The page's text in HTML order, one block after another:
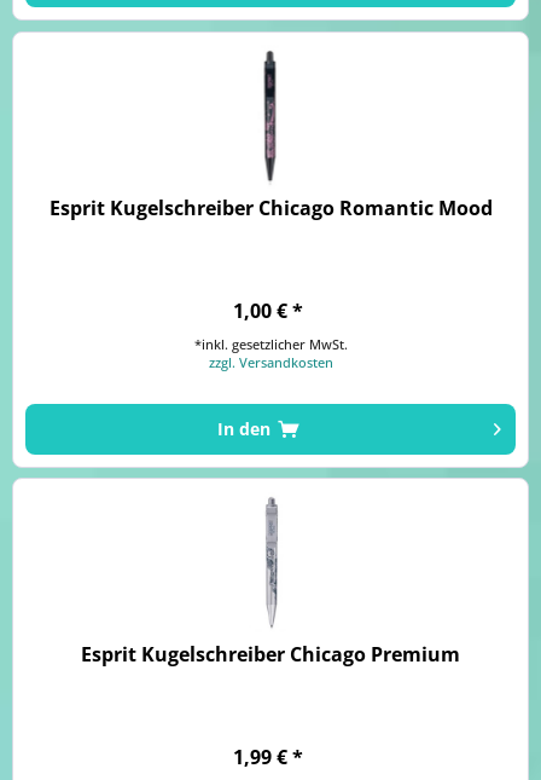
Esprit Kugelschreiber Chicago Romantic Mood
1,00 € *
*inkl. gesetzlicher MwSt.
zzgl. Versandkosten
In den
Esprit Kugelschreiber Chicago Premium
1,99 € *